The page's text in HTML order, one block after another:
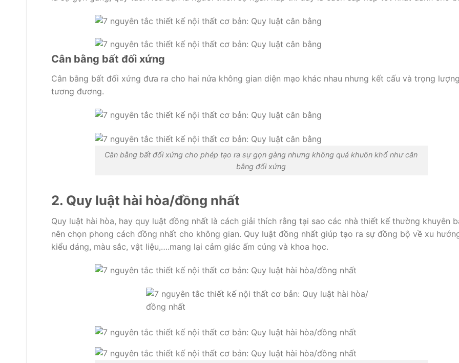
Cân bằng bất đối xứng
Cân bằng bất đối xứng đưa ra cho hai nửa không gian diện mạo khác nhau nhưng kết cấu và trọng lượng
tương đương.
Cân bằng bất đối xứng cho phép tạo ra sự gọn gàng nhưng không quá khuôn khổ như cân
bằng đối xứng
2. Quy luật hài hòa/đồng nhất
Quy luật hài hòa, hay quy luật đồng nhất là cách giải thích rằng tại sao các nhà thiết kế thường khuyên
nên chọn phong cách đồng nhất cho không gian. Quy luật đồng nhất giúp tạo ra sự đồng bộ về xu
kiểu dáng, màu sắc, vật liệu,….mang lại cảm giác ấm cúng và khoa học.